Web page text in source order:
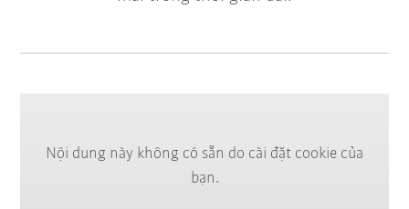
Nội dung này không có sẵn do cài đặt cookie của
bạn.